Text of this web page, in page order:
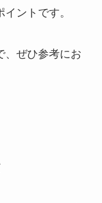
ントです。
、ぜひ参考にお